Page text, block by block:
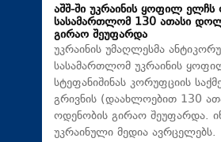
აშშ-ში უკრაინის ყოფილ ელჩს
სასამართლომ 130 ათასი
გირაო შეუფარდა
უკრაინის უმაღლესმა
სასამართლომ უკრაინის
სტეფანიშინას კორუფციის
გრივნის (დაახლოებით 130
ოდენობის გირაო შეუფარდა.
უკრაინული მედია ავრცელებს.